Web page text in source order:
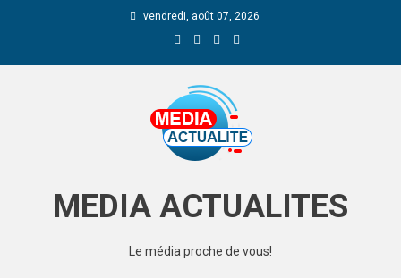
vendredi, août 07, 2026
MEDIA ACTUALITES
Le média proche de vous!